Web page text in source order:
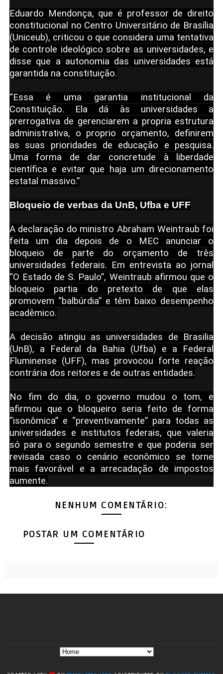
Eduardo Mendonça, que é professor de direito
constitucional no Centro Universitário de Brasília
(Uniceub), criticou o que considera uma tentativa
de controle ideológico sobre as universidades, e
disse que a autonomia das universidades está
garantida na constituição.
“Essa é uma garantia institucional da
Constituição. Ela dá às universidades a
prerrogativa de gerenciarem a propria estrutura
administrativa, o proprio orçamento, definirem
as suas prioridades de educação e pesquisa.
Uma forma de dar concretude à liberdade
científica e evitar que haja um direcionamento
estatal massivo.”
Bloqueio de verbas da UnB, Ufba e UFF
A declaração do ministro Abraham Weintraub foi
feita um dia depois de o MEC anunciar o
bloqueio de parte do orçamento de três
universidades federais. Em entrevista ao jornal
“O Estado de S. Paulo”, Weintraub afirmou que o
bloqueio partia do pretexto de que elas
promovem “balbúrdia” e têm baixo desempenho
acadêmico.
A decisão atingiu as universidades de Brasilia
(UnB), a Federal da Bahia (Ufba) e a Federal
Fluminense (UFF), mas provocou forte reação
contrária dos reitores e de outras entidades.
No fim do dia, o governo mudou o tom, e
afirmou que o bloqueiro seria feito de forma
“isonômica” e “preventivamente” para todas as
universidades e institutos federais, que valeria
só para o segundo semestre e que poderia ser
revisada caso o cenário econômico se torne
mais favorável e a arrecadação de impostos
aumente.
NENHUM COMENTÁRIO:
POSTAR UM COMENTÁRIO